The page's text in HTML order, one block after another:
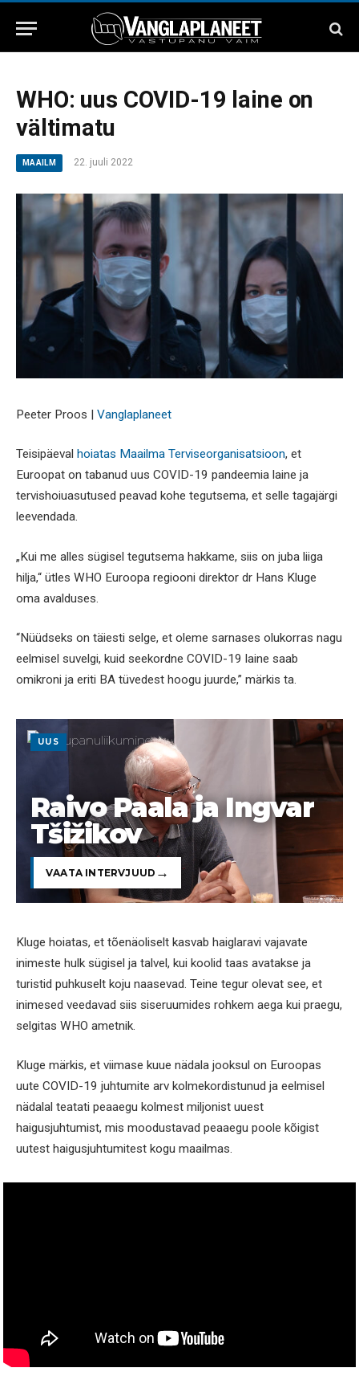
WHO: uus COVID-19 laine on
vältimatu
MAAILM 22. juuli 2022
Peeter Proos | Vanglaplaneet
Teisipäeval hoiatas Maailma Terviseorganisatsioon, et
Euroopat on tabanud uus COVID-19 pandeemia laine ja
tervishoiuasutused peavad kohe tegutsema, et selle tagajärgi
leevendada.
„Kui me alles sügisel tegutsema hakkame, siis on juba liiga
hilja,“ ütles WHO Euroopa regiooni direktor dr Hans Kluge
oma avalduses.
“Nüüdseks on täiesti selge, et oleme sarnases olukorras nagu
eelmisel suvelgi, kuid seekordne COVID-19 laine saab
omikroni ja eriti BA tüvedest hoogu juurde,” märkis ta.
UUS
Raivo Paala ja Ingvar
Tšižikov
VAATA INTERVJUUD
Kluge hoiatas, et tõenäoliselt kasvab haiglaravi vajavate
inimeste hulk sügisel ja talvel, kui koolid taas avatakse ja
turistid puhkuselt koju naasevad. Teine tegur olevat see, et
inimesed veedavad siis siseruumides rohkem aega kui praegu,
selgitas WHO ametnik.
Kluge märkis, et viimase kuue nädala jooksul on Euroopas
uute COVID-19 juhtumite arv kolmekordistunud ja eelmisel
nädalal teatati peaaegu kolmest miljonist uuest
haigusjuhtumist, mis moodustavad peaaegu poole kõigist
uutest haigusjuhtumitest kogu maailmas.